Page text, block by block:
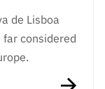
de Lisboa
far considered